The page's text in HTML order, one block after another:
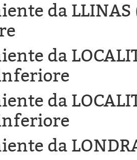
da LLINAS
da
da
da